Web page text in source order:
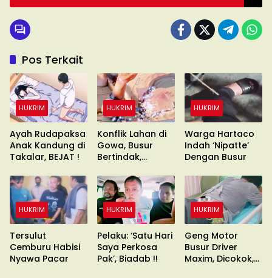
Pos Terkait
HUKRIM
Ayah Rudapaksa
Anak Kandung di
Takalar, BEJAT !
HUKRIM
Konflik Lahan di
Gowa, Busur
Bertindak,
HUKRIM
Warga Hartaco
Indah ‘Nipatte’
Dengan Busur
HUKRIM
Tersulut
Cemburu Habisi
Nyawa Pacar
HUKRIM
Pelaku: ‘Satu Hari
Saya Perkosa
Pak’, Biadab !!
HUKRIM
Geng Motor
Busur Driver
Maxim, Dicokok,